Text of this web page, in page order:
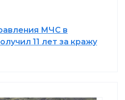
МЧС в
11 лет за кражу